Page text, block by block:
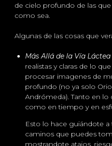
de cielo profundo de las
como sea.
Algunas de las cosas que
Más Allá de la Vía Láctea
realistas y claras de lo
procesar imagenes de
profundo (no ya solo
Andrómeda). Tanto en lo
como en tiempo y en
Esto lo hace guiándote a
caminos que puedes
mostrandote atajos,